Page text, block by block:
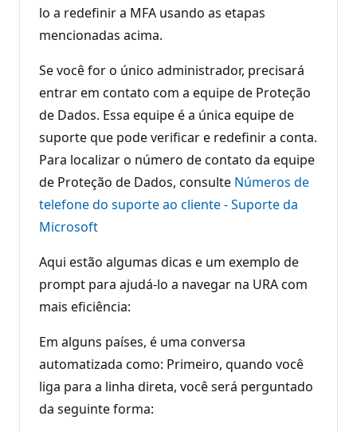
lo a redefinir a MFA usando as etapas
mencionadas acima.
Se você for o único administrador, precisará
entrar em contato com a equipe de Proteção
de Dados. Essa equipe é a única equipe de
suporte que pode verificar e redefinir a conta.
Para localizar o número de contato da equipe
de Proteção de Dados, consulte Números de
telefone do suporte ao cliente - Suporte da
Microsoft
Aqui estão algumas dicas e um exemplo de
prompt para ajudá-lo a navegar na URA com
mais eficiência:
Em alguns países, é uma conversa
automatizada como: Primeiro, quando você
liga para a linha direta, você será perguntado
da seguinte forma: